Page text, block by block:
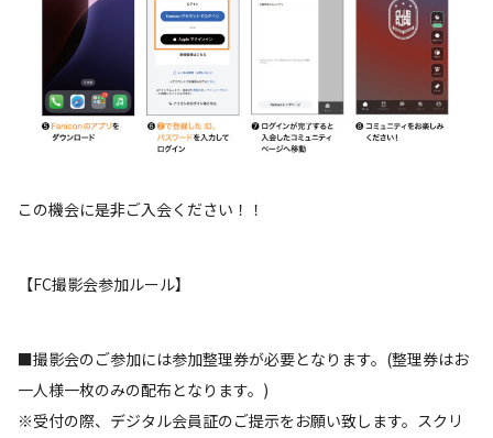
この機会に是非ご入会ください！！
【FC撮影会参加ルール】
■撮影会のご参加には参加整理券が必要となります。(整理券はお
一人様一枚のみの配布となります。)
※受付の際、デジタル会員証のご提示をお願い致します。スクリ